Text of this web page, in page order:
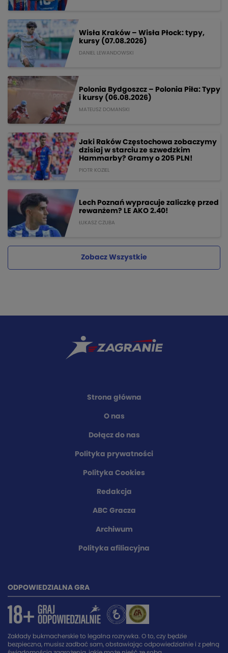
Wisła Kraków – Wisła Płock: typy,
kursy (07.08.2026)
DANIEL LEWANDOWSKI
Polonia Bydgoszcz – Polonia Piła: Typy
i kursy (06.08.2026)
MATEUSZ DOMANSKI
Jaki Raków Częstochowa zobaczymy
dzisiaj w starciu ze szwedzkim
Hammarby? Gramy o 205 PLN!
PIOTR KOZIEL
Lech Poznań wypracuje zaliczkę przed
rewanżem? LE AKO 2.40!
ŁUKASZ CZUBA
Zobacz Wszystkie
Strona główna
O nas
Dołącz do nas
Polityka prywatności
Polityka Cookies
Redakcja
ABC Gracza
Archiwum
Polityka afiliacyjna
ODPOWIEDZIALNA GRA
Zakłady bukmacherskie to legalna rozrywka. O to, czy będzie
bezpieczna, musisz zadbać sam, obstawiając odpowiedzialnie i z pełną